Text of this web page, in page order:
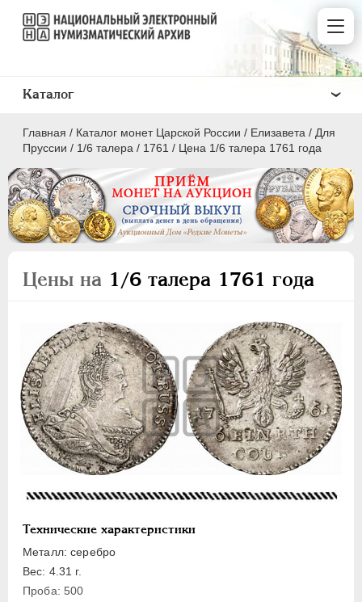
Главная / Каталог монет Царской России / Елизавета / Для
Пруссии / 1/6 талера / 1761 / Цена 1/6 талера 1761 года
Цены на 1/6 талера 1761 года
Технические характеристики
Металл: серебро
Вес: 4.31 г.
Проба: 500
Каталог
ПEТР I 1699 - 1725
ПЕТР II 1727-1729
ИОАНН АНТОНОВИЧ
ЕЛИЗАВЕТА 1741-1762
Золото
Серебро
Медь
Пробные
Для Пруссии
1/3 талера
1/6 талера
18 грошей
6 грошей
3 гроша